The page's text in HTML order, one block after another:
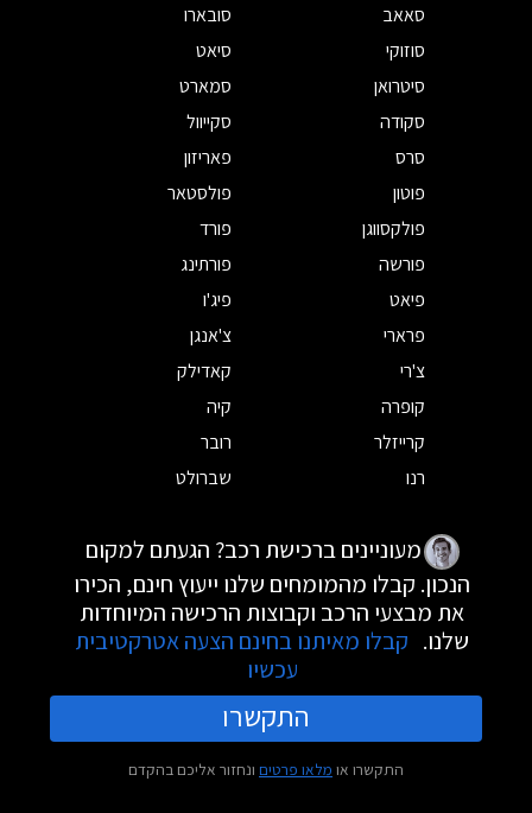
סאאב
סובארו
סוזוקי
סיאט
סיטרואן
סמארט
סקודה
סקייוול
סרס
פאריזון
פוטון
פולסטאר
פולקסווגן
פורד
פורשה
פורתינג
פיאט
פיג'ו
פרארי
צ'אנגן
צ'רי
קאדילק
קופרה
קיה
קרייזלר
רובר
רנו
שברולט
מעוניינים ברכישת רכב? הגעתם למקום
הנכון. קבלו מהמומחים שלנו ייעוץ חינם, הכירו
את מבצעי הרכב וקבוצות הרכישה המיוחדות
שלנו. קבלו מאיתנו בחינם הצעה אטרקטיבית
עכשיו
התקשרו
התקשרו או מלאו פרטים ונחזור אליכם בהקדם